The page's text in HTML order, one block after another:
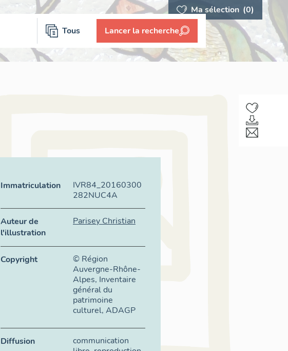
Ma sélection (0)
Tous Lancer la recherche
Immatriculation
IVR84_20160300
282NUC4A
Auteur de
l'illustration
Parisey Christian
Copyright
© Région
Auvergne-Rhône-
Alpes, Inventaire
général du
patrimoine
culturel, ADAGP
Diffusion
communication